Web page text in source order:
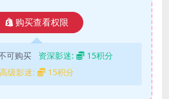
购买查看权限
可购买 资深影迷:
15积分
高级影迷:
15积分